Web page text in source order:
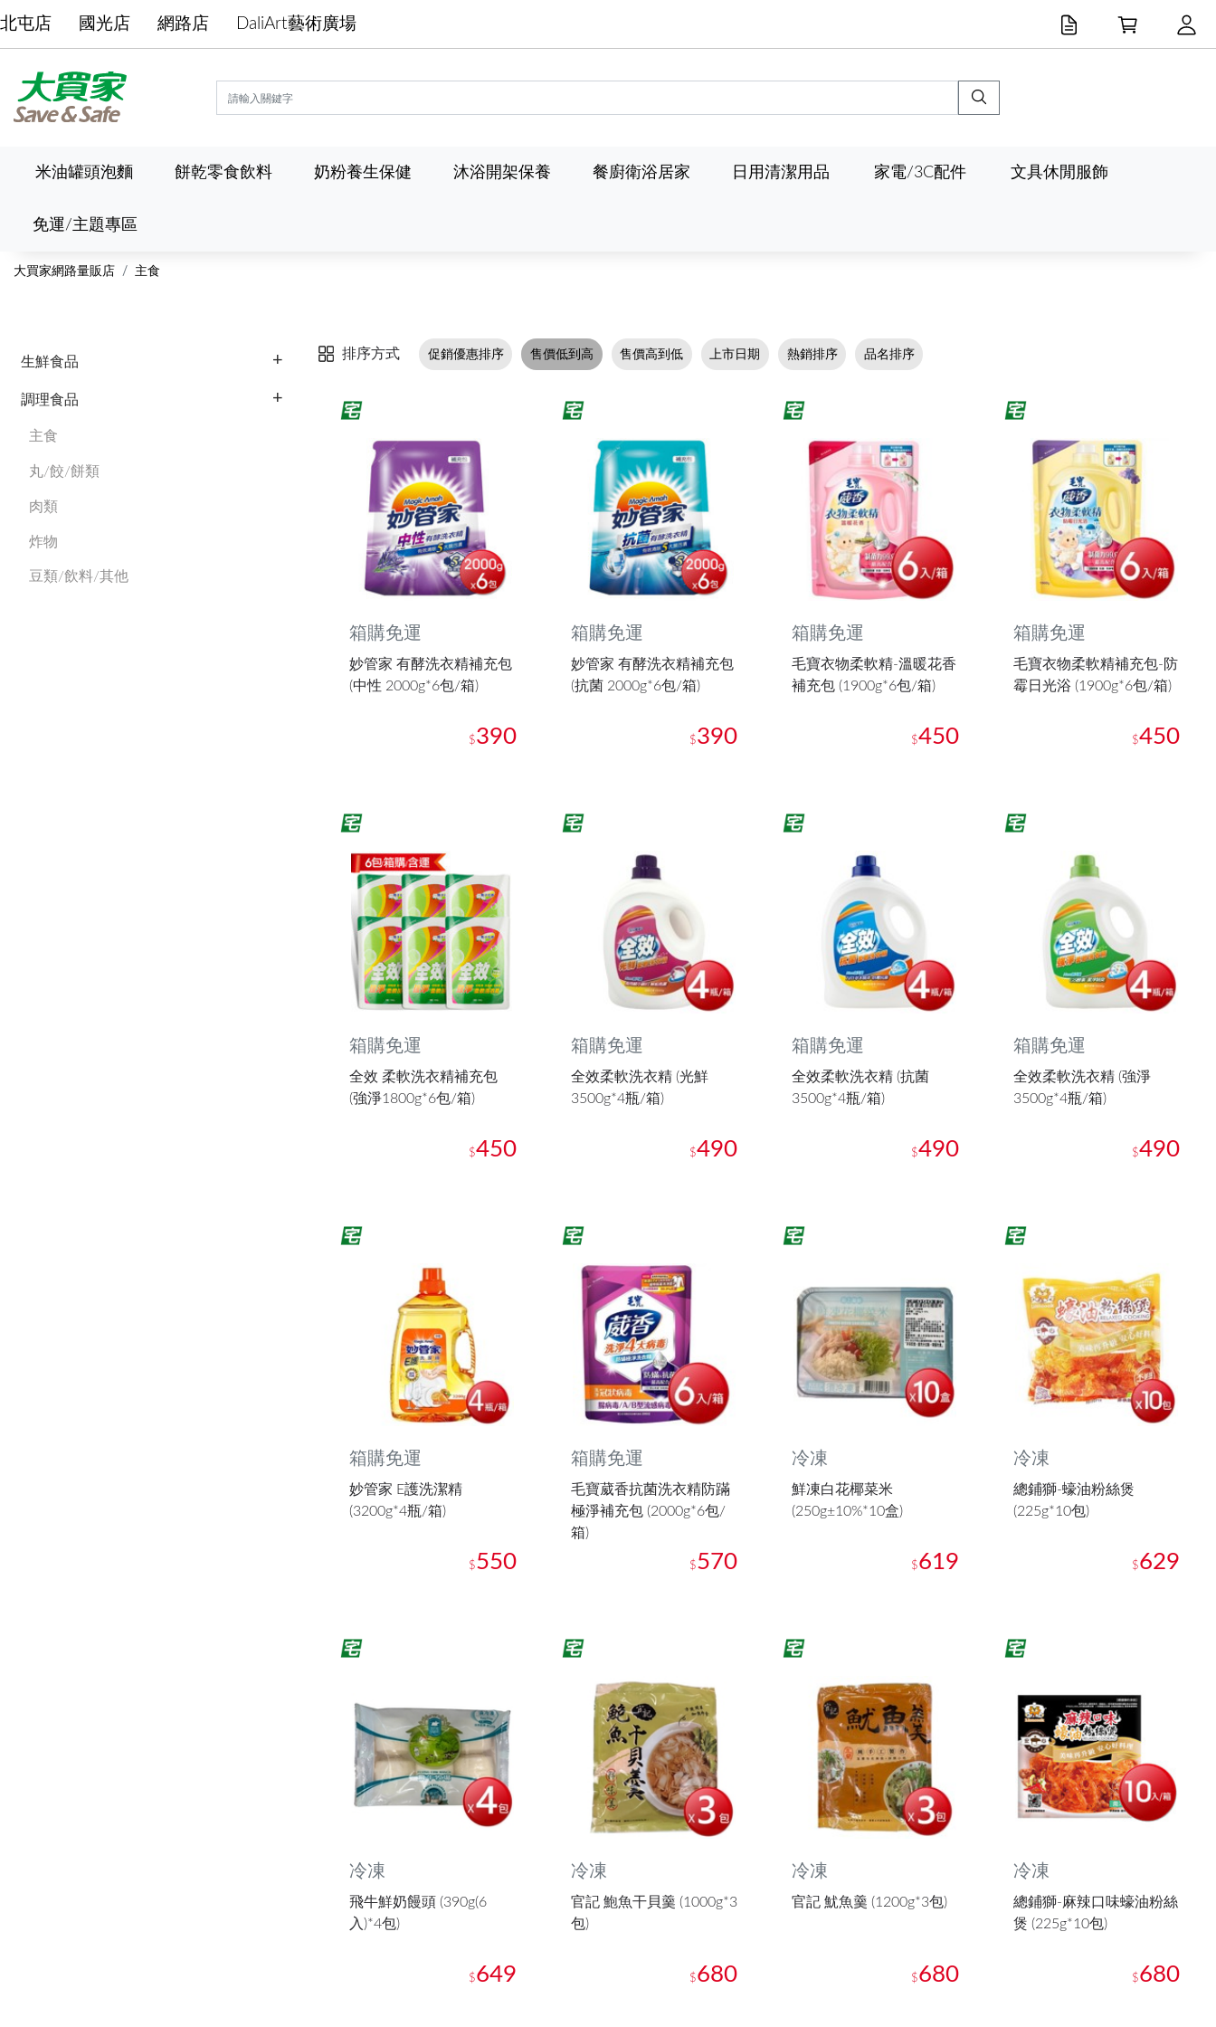
北屯店 國光店 網路店 DaliArt藝術廣場
米油罐頭泡麵 餅乾零食飲料 奶粉養生保健 沐浴開架保養 餐廚衛浴居家 日用清潔用品 家電/3C配件 文具休閒服飾
免運/主題專區
大買家網路量販店 主食
生鮮食品
調理食品
主食
丸/餃/餅類
肉類
炸物
豆類/飲料/其他
排序方式 促銷優惠排序 售價低到高 售價高到低 上市日期 熱銷排序 品名排序
箱購免運
妙管家 有酵洗衣精補充包
(中性 2000g*6包/箱)
$390
箱購免運
妙管家 有酵洗衣精補充包
(抗菌 2000g*6包/箱)
$390
箱購免運
毛寶衣物柔軟精-溫暖花香
補充包 (1900g*6包/箱)
$450
箱購免運
毛寶衣物柔軟精補充包-防
霉日光浴 (1900g*6包/箱)
$450
箱購免運
全效 柔軟洗衣精補充包
(強淨1800g*6包/箱)
$450
箱購免運
全效柔軟洗衣精 (光鮮
3500g*4瓶/箱)
$490
箱購免運
全效柔軟洗衣精 (抗菌
3500g*4瓶/箱)
$490
箱購免運
全效柔軟洗衣精 (強淨
3500g*4瓶/箱)
$490
箱購免運
妙管家 E護洗潔精
(3200g*4瓶/箱)
$550
箱購免運
毛寶葳香抗菌洗衣精防蹣
極淨補充包 (2000g*6包/
箱)
$570
冷凍
鮮凍白花椰菜米
(250g±10%*10盒)
$619
冷凍
總鋪獅-蠔油粉絲煲
(225g*10包)
$629
冷凍
飛牛鮮奶饅頭 (390g(6
入)*4包)
$649
冷凍
官記 鮑魚干貝羹 (1000g*3
包)
$680
冷凍
官記 魷魚羹 (1200g*3包)
$680
冷凍
總鋪獅-麻辣口味蠔油粉絲
煲 (225g*10包)
$680